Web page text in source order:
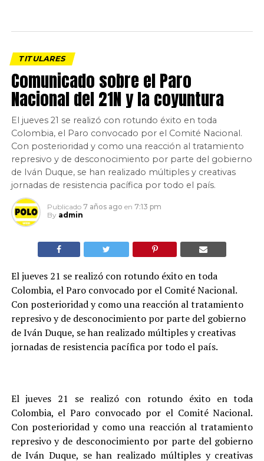
TITULARES
Comunicado sobre el Paro
Nacional del 21N y la coyuntura
El jueves 21 se realizó con rotundo éxito en toda
Colombia, el Paro convocado por el Comité Nacional.
Con posterioridad y como una reacción al tratamiento
represivo y de desconocimiento por parte del gobierno
de Iván Duque, se han realizado múltiples y creativas
jornadas de resistencia pacífica por todo el país.
Publicado 7 años ago en 7:13 pm
By admin
El jueves 21 se realizó con rotundo éxito en toda
Colombia, el Paro convocado por el Comité Nacional.
Con posterioridad y como una reacción al tratamiento
represivo y de desconocimiento por parte del gobierno
de Iván Duque, se han realizado múltiples y creativas
jornadas de resistencia pacífica por todo el país.
El jueves 21 se realizó con rotundo éxito en toda
Colombia, el Paro convocado por el Comité Nacional.
Con posterioridad y como una reacción al tratamiento
represivo y de desconocimiento por parte del gobierno
de Iván Duque, se han realizado múltiples y creativas